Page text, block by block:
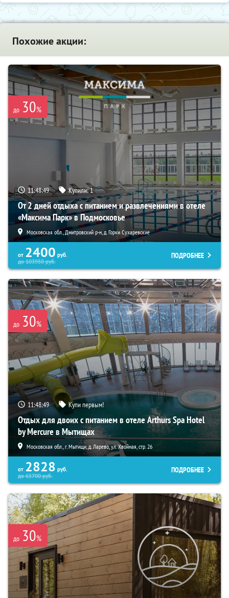
Похожие акции:
до 30%
11:48:47 Купили:1
От 2 дней отдыха с питанием и развлечениями в отеле
«Максима Парк» в Подмосковье
Московская обл., Дмитровский р-н, д. Горки Сухаревские
от 2400 руб.
до103950руб.
ПОДРОБНЕЕ
до 30%
11:48:47 Купи первым!
Отдых для двоих с питанием в отеле Arthurs Spa Hotel
by Mercure в Мытищах
Московская обл., г. Мытищи, д. Ларево, ул. Хвойная, стр. 26
от 2828 руб.
до65700руб.
ПОДРОБНЕЕ
до 30%